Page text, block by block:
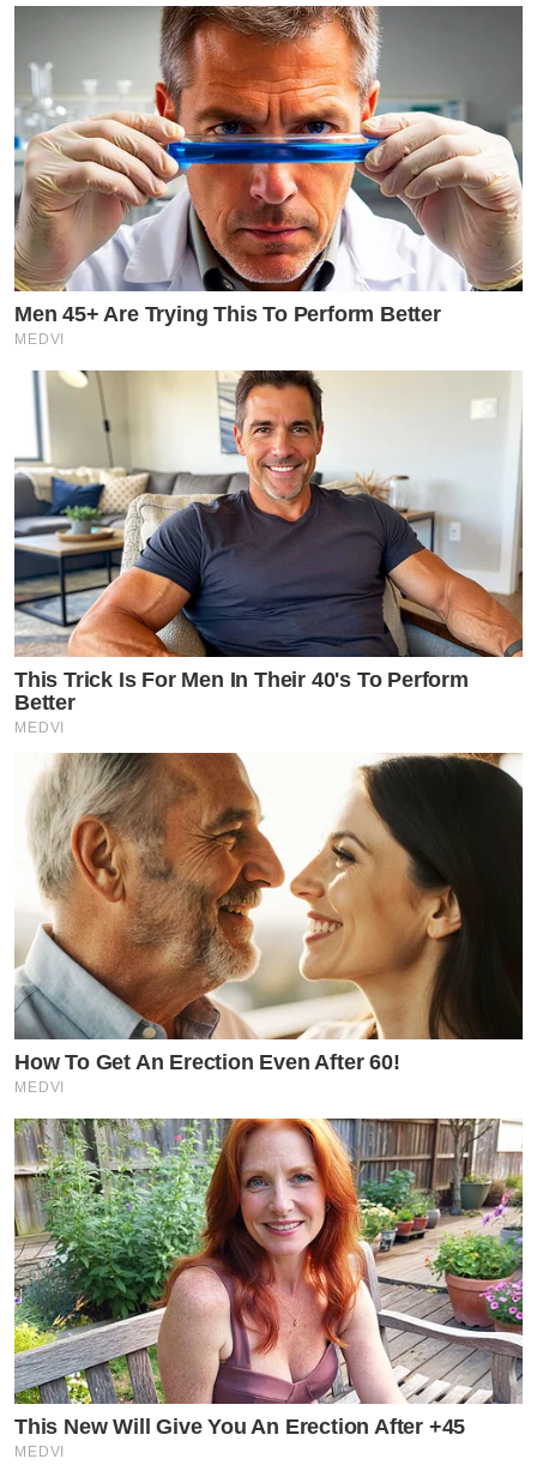
Men 45+ Are Trying This To Perform Better
MEDVI
This Trick Is For Men In Their 40's To Perform
Better
MEDVI
How To Get An Erection Even After 60!
MEDVI
This New Will Give You An Erection After +45
MEDVI